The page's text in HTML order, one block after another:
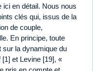
ici en détail. Nous nous
clés qui, issus de la
de couple,
En principe, toute
sur la dynamique du
et Levine [19], «